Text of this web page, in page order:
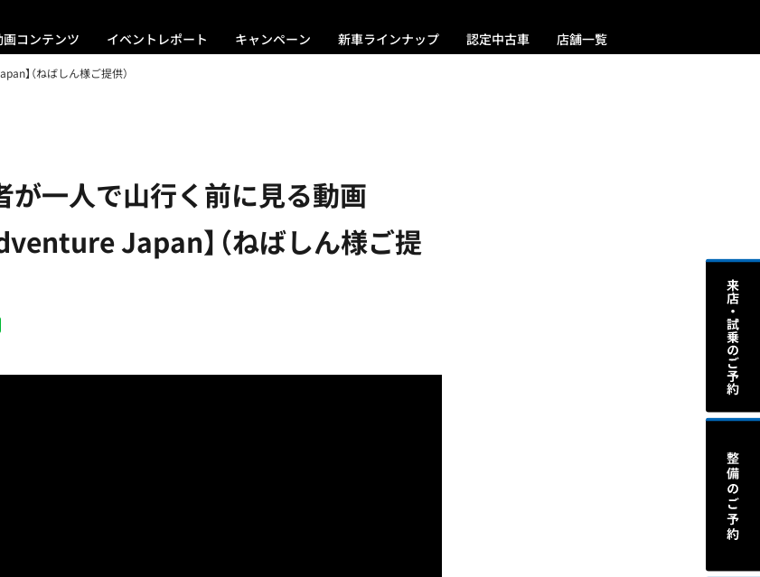
画コンテンツ イベントレポート キャンペーン 新車ラインナップ 認定中古車 店舗一覧
】（ねばしん様ご提供）
が一人で山行く前に見る動画
Japan】（ねばしん様ご提